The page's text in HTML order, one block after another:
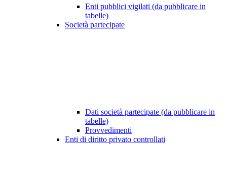
Enti pubblici vigilati (da pubblicare in
tabelle)
Società partecipate
Dati società partecipate (da pubblicare in
tabelle)
Provvedimenti
Enti di diritto privato controllati